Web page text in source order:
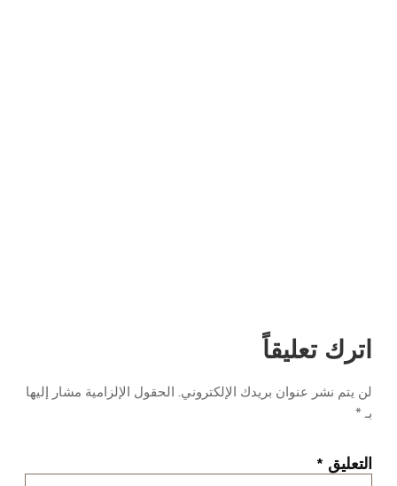
اترك تعليقاً
لن يتم نشر عنوان بريدك الإلكتروني. الحقول الإلزامية مشار إليها
بـ *
التعليق *